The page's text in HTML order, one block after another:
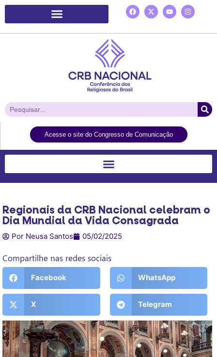
Acesse o site do Congresso de Comunicação
Regionais da CRB Nacional celebram o
Dia Mundial da Vida Consagrada
Por Neusa Santos 05/02/2025
Compartilhe nas redes sociais
Facebook WhatsApp
X Telegram